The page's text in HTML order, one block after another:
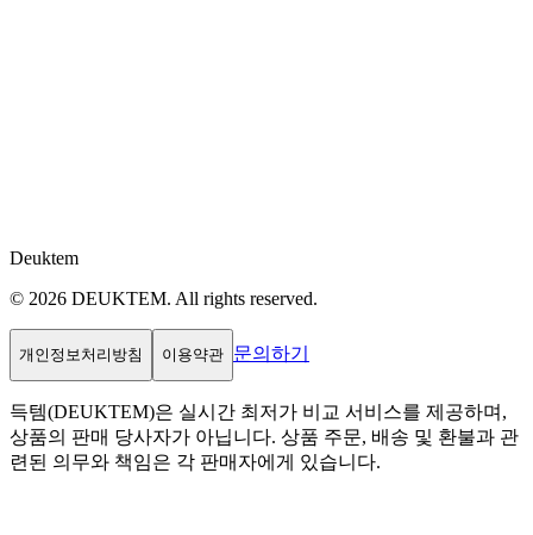
Deuktem
© 2026 DEUKTEM. All rights reserved.
개인정보처리방침 이용약관 문의하기
득템(DEUKTEM)은 실시간 최저가 비교 서비스를 제공하며,
상품의 판매 당사자가 아닙니다. 상품 주문, 배송 및 환불과 관
련된 의무와 책임은 각 판매자에게 있습니다.